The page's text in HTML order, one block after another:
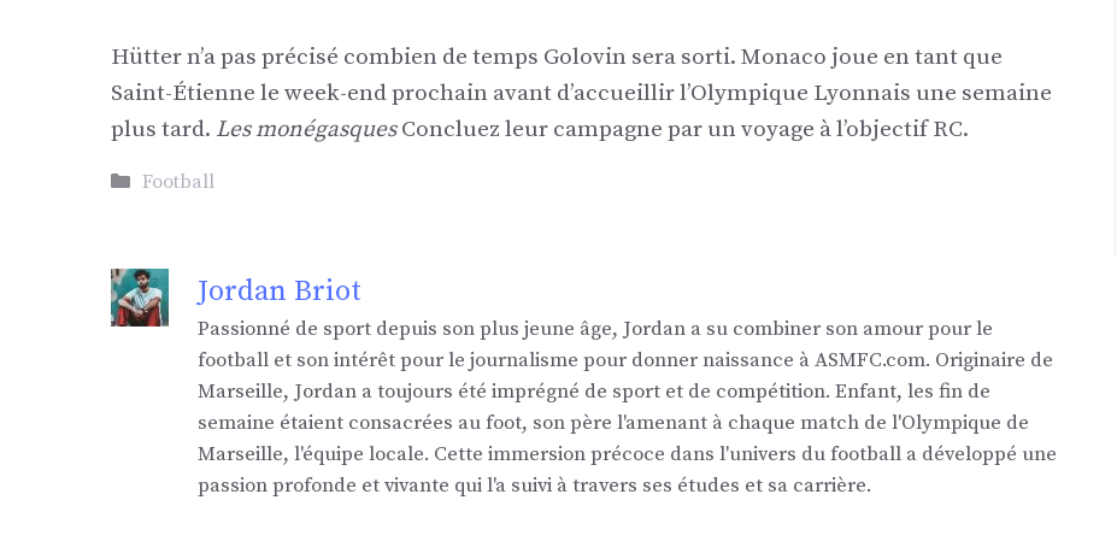
Hütter n’a pas précisé combien de temps Golovin sera sorti. Monaco joue en tant que
Saint-Étienne le week-end prochain avant d’accueillir l’Olympique Lyonnais une semaine
plus tard. Les monégasquesConcluez leur campagne par un voyage à l’objectif RC.
Catégories
Football
Jordan Briot
Passionné de sport depuis son plus jeune âge, Jordan a su combiner son amour pour le
football et son intérêt pour le journalisme pour donner naissance à ASMFC.com. Originaire de
Marseille, Jordan a toujours été imprégné de sport et de compétition. Enfant, les fin de
semaine étaient consacrées au foot, son père l'amenant à chaque match de l'Olympique de
Marseille, l'équipe locale. Cette immersion précoce dans l'univers du football a développé une
passion profonde et vivante qui l'a suivi à travers ses études et sa carrière.